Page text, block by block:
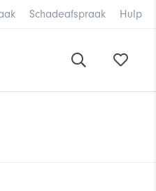
Schadeafspraak Hulp